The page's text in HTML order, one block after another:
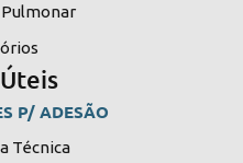
P/ ADESÃO
Técnica